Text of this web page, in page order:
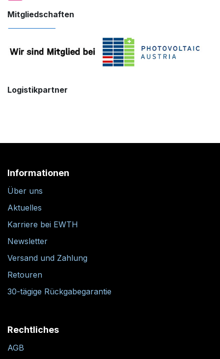
Mitgliedschaften
Logistikpartner
Informationen
Über uns
Aktuelles
Karriere bei EWTH
Newsletter
Versand und Zahlung
Retouren
30-tägige Rückgabegarantie
Rechtliches
AGB